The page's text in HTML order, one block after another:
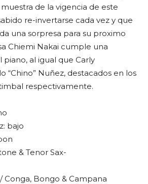
muestra de la vigencia de este
re-invertarse cada vez y que
una sorpresa para su proximo
Chiemi Nakai cumple una
piano, al igual que Carly
“Chino” Nuñez, destacados en los
respectivamente.
bajo
& Tenor Sax-
/ Conga, Bongo & Campana